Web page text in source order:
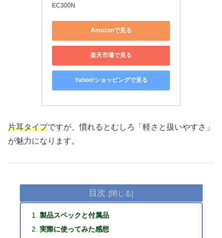
EC300N
Amazonで見る
楽天市場で見る
Yahoo!ショッピングで見る
片耳タイプですが、慣れるとむしろ「軽さと扱いやすさ」
が魅力になります。
目次
製品スペックと付属品
実際に使ってみた感想